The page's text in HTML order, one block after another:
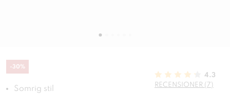
-30%
Somrig stil
4.3
RECENSIONER (7)